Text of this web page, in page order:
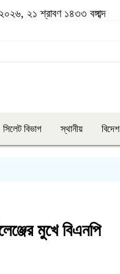
২১ শ্রাবণ ১৪৩৩ বঙ্গাব্দ
সিলেট বিভাগ স্থানীয় বিদেশ
মুখে বিএনপি